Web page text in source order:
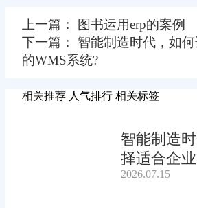
上一篇： 图书运用erp的案例
下一篇： 智能制造时代，如
的WMS系统?
相关推荐 人气排行 相关标签
智能制造
择适合企
2026.07.15